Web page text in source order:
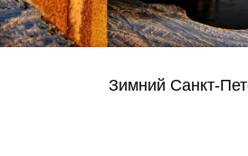
Зимний Санкт-